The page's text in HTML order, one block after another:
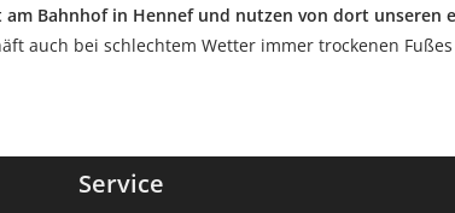
Bahnhof in Hennef und nutzen von dort unseren
auch bei schlechtem Wetter immer trockenen
Service